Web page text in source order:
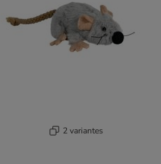
2 variantes